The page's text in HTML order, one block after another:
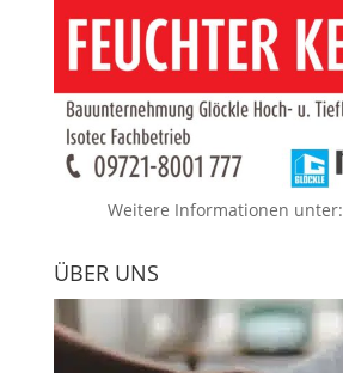
Weitere Informationen unter:
ÜBER UNS